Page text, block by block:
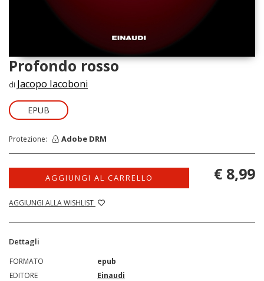
Profondo rosso
di Jacopo Iacoboni
EPUB
Protezione: Adobe DRM
AGGIUNGI AL CARRELLO
AGGIUNGI ALLA WISHLIST
€ 8,99
Dettagli
FORMATO
epub
EDITORE
Einaudi